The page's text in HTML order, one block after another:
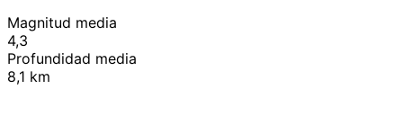
Magnitud media
4,3
Profundidad media
8,1 km